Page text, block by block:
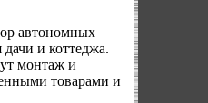
автономных
и коттеджа.
монтаж и
товарами и